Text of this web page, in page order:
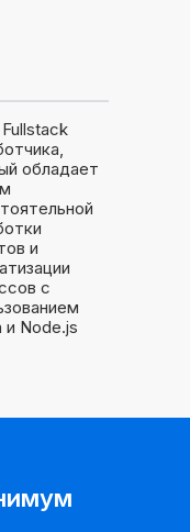
обладает
и
с
и Node.js